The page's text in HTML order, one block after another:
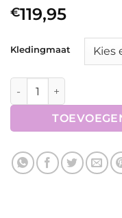
€119,95
Kledingmaat
Harry's Horse Rijjas